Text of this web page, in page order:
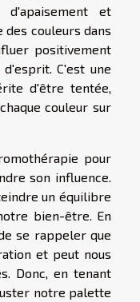
et
des couleurs dans
positivement
C'est une
d'être tentée,
couleur sur
pour
son influence.
un équilibre
bien-être. En
se rappeler que
et peut nous
Donc, en tenant
notre palette